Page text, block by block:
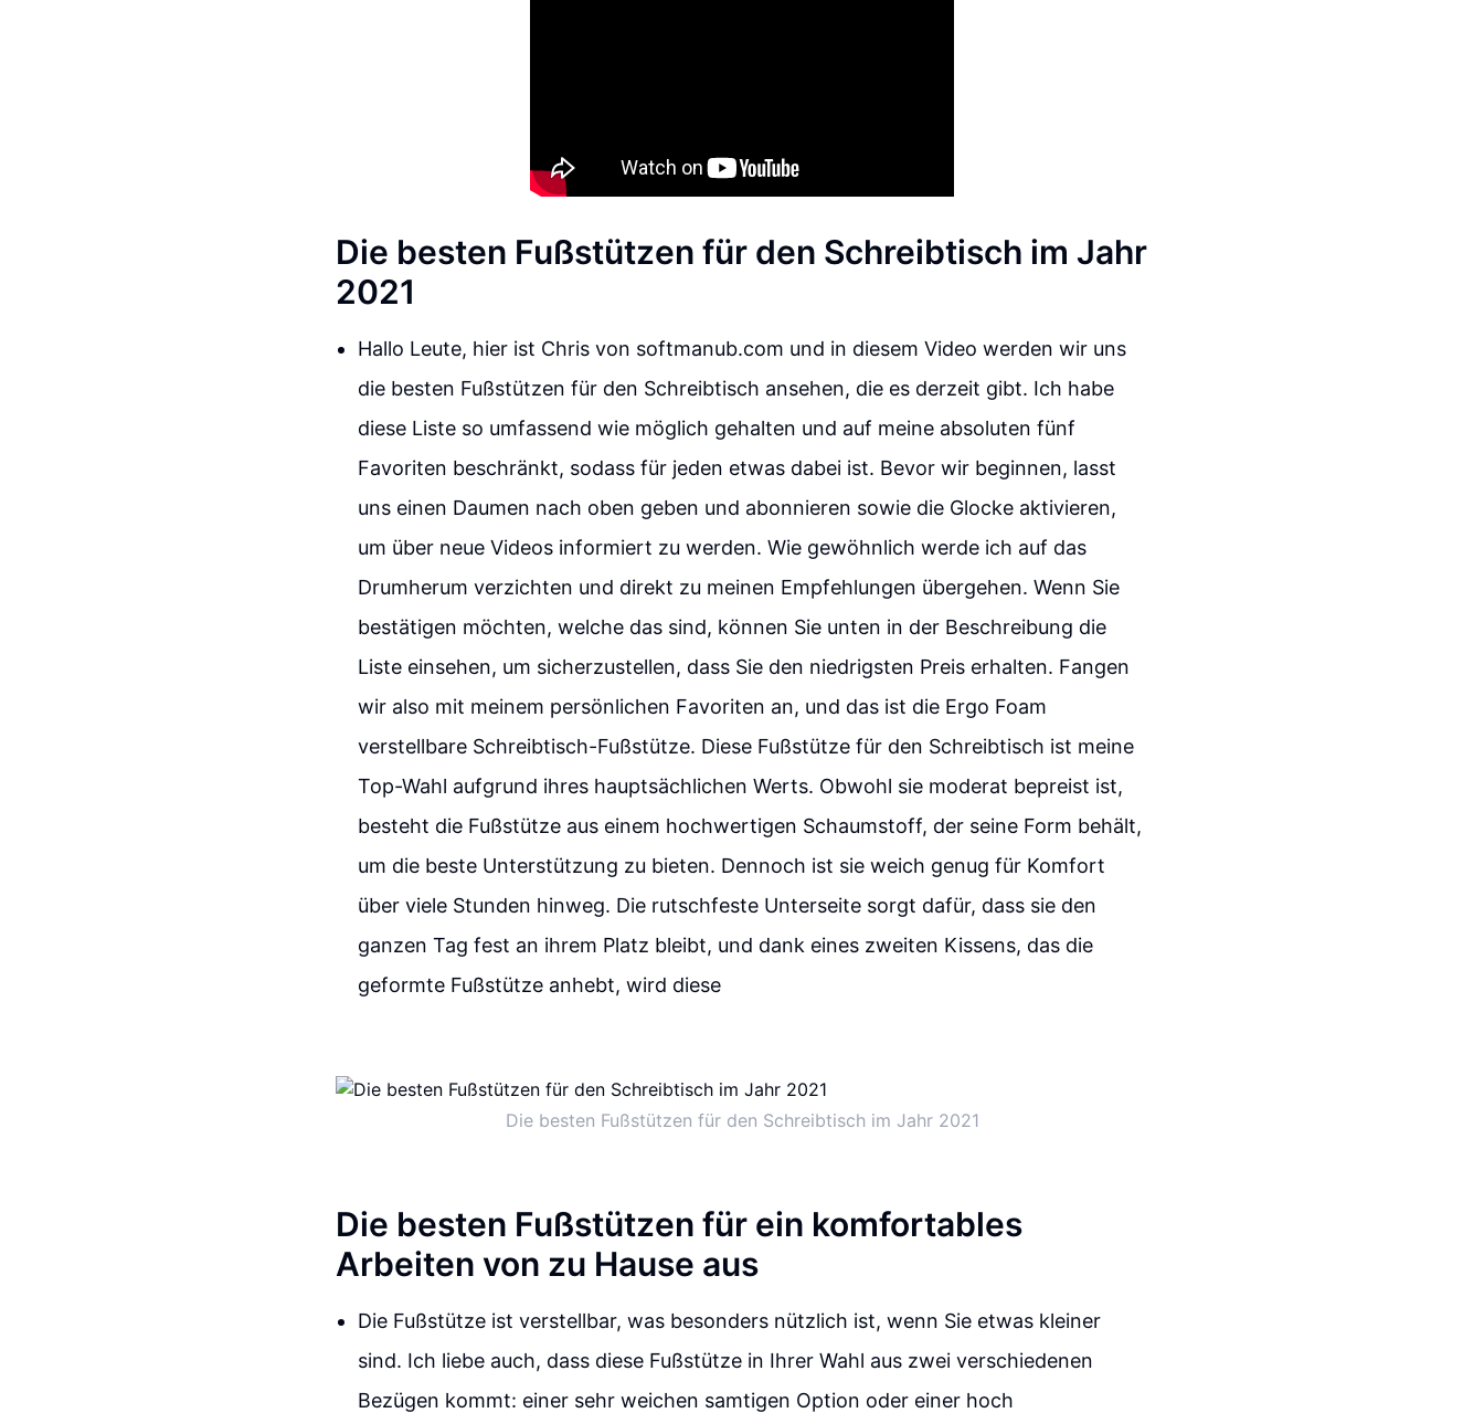
Die besten Fußstützen für den Schreibtisch im Jahr
2021
Hallo Leute, hier ist Chris von softmanub.com und in diesem Video werden wir uns
die besten Fußstützen für den Schreibtisch ansehen, die es derzeit gibt. Ich habe
diese Liste so umfassend wie möglich gehalten und auf meine absoluten fünf
Favoriten beschränkt, sodass für jeden etwas dabei ist. Bevor wir beginnen, lasst
uns einen Daumen nach oben geben und abonnieren sowie die Glocke aktivieren,
um über neue Videos informiert zu werden. Wie gewöhnlich werde ich auf das
Drumherum verzichten und direkt zu meinen Empfehlungen übergehen. Wenn Sie
bestätigen möchten, welche das sind, können Sie unten in der Beschreibung die
Liste einsehen, um sicherzustellen, dass Sie den niedrigsten Preis erhalten. Fangen
wir also mit meinem persönlichen Favoriten an, und das ist die Ergo Foam
verstellbare Schreibtisch-Fußstütze. Diese Fußstütze für den Schreibtisch ist meine
Top-Wahl aufgrund ihres hauptsächlichen Werts. Obwohl sie moderat bepreist ist,
besteht die Fußstütze aus einem hochwertigen Schaumstoff, der seine Form behält,
um die beste Unterstützung zu bieten. Dennoch ist sie weich genug für Komfort
über viele Stunden hinweg. Die rutschfeste Unterseite sorgt dafür, dass sie den
ganzen Tag fest an ihrem Platz bleibt, und dank eines zweiten Kissens, das die
geformte Fußstütze anhebt, wird diese
Die besten Fußstützen für den Schreibtisch im Jahr 2021
Die besten Fußstützen für ein komfortables
Arbeiten von zu Hause aus
Die Fußstütze ist verstellbar, was besonders nützlich ist, wenn Sie etwas kleiner
sind. Ich liebe auch, dass diese Fußstütze in Ihrer Wahl aus zwei verschiedenen
Bezügen kommt: einer sehr weichen samtigen Option oder einer hoch